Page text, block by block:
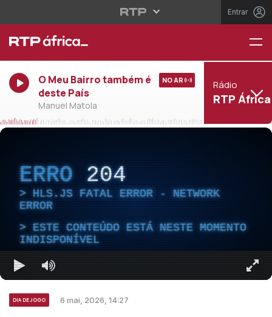
Entrar
O Meu Bairro também é
deste País
Manuel Matola
NO AR Rádio
RTP África
ERRO 204
HLS.JS FATAL ERROR - NETWORK
ERROR
ESTE CONTEÚDO ESTÁ NESTE MOMENTO
INDISPONÍVEL
DIA DE JOGO 6 mai, 2026, 14:27